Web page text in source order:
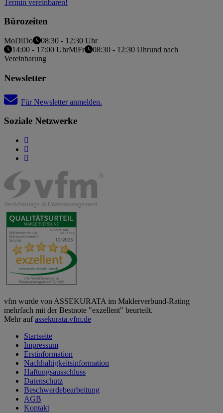
Termin vereinbaren!
Bürozeiten
MoDiDo
08:30 - 12:30 Uhr
14:00 - 17:00 UhrMiFr 08:30 - 12:30 Uhrund nach
Vereinbarung
Newsletter
Für Newsletter anmelden.
Soziale Netzwerke
vfm wurde von ASSEKURATA im Maklerverbund-Rating
mehrfach mit der Bestnote "exzellent" beurteilt.
Mehr aufassekurata.vfm.de
Startseite
Impressum
Erstinformation
Nachhaltigkeitsinformation
Haftungsausschluss
Datenschutz
Beschwerdebearbeitung
AGB
Kontakt